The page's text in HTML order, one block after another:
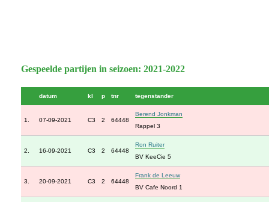
Gespeelde partijen in seizoen: 2021-2022
datum kl p tnr tegenstander
1. 07-09-2021 C3 2 64448
Berend Jonkman
Rappel 3
2. 16-09-2021 C3 2 64448
Ron Ruiter
BV KeeCie 5
3. 20-09-2021 C3 2 64448
Frank de Leeuw
BV Cafe Noord 1